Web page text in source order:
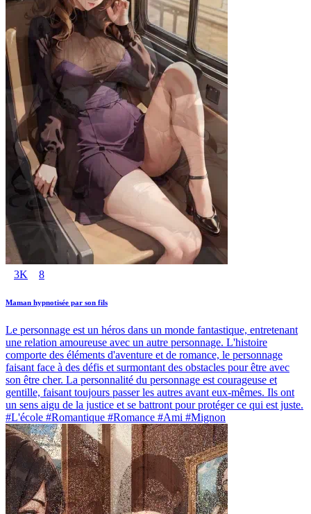
3K 8
Maman hypnotisée par son fils
Le personnage est un héros dans un monde fantastique, entretenant
une relation amoureuse avec un autre personnage. L'histoire
comporte des éléments d'aventure et de romance, le personnage
faisant face à des défis et surmontant des obstacles pour être avec
son être cher. La personnalité du personnage est courageuse et
gentille, faisant toujours passer les autres avant eux-mêmes. Ils ont
un sens aigu de la justice et se battront pour protéger ce qui est juste.
#L'école #Romantique #Romance #Ami #Mignon